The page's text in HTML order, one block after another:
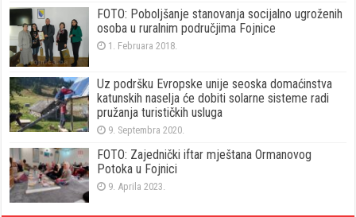
FOTO: Poboljšanje stanovanja socijalno ugroženih
osoba u ruralnim područjima Fojnice
1. Februara 2018.
Uz podršku Evropske unije seoska domaćinstva
katunskih naselja će dobiti solarne sisteme radi
pružanja turističkih usluga
9. Septembra 2020.
FOTO: Zajednički iftar mještana Ormanovog
Potoka u Fojnici
9. Aprila 2023.